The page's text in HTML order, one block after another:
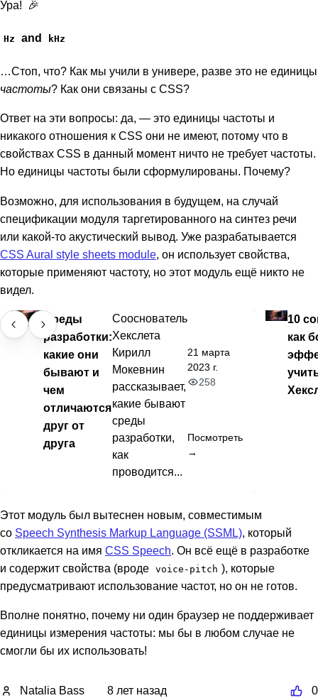
Ура! 🎉
Hz and kHz
…Стоп, что? Как мы учили в универе, разве это не единицы
частоты? Как они связаны с CSS?
Ответ на эти вопросы: да, — это единицы частоты и
никакого отношения к CSS они не имеют, потому что в
свойствах CSS в данный момент ничто не требует частоты.
Но единицы частоты были сформулированы. Почему?
Возможно, для использования в будущем, на случай
спецификации модуля таргетированного на синтез речи
или какой-то акустический вывод. Уже разрабатывается
CSS Aural style sheets module, он использует свойства,
которые применяют частоту, но этот модуль ещё никто не
видел.
Среды
разработки:
какие они
бывают и
чем
отличаются
друг от
друга
Сооснователь
Хекслета
Кирилл
Мокевнин
рассказывает,
какие бывают
среды
разработки,
как
проводится...
21 марта
2023 г.
258
Посмотреть
→
10
как
Этот модуль был вытеснен новым, совместимым
со Speech Synthesis Markup Language (SSML), который
откликается на имя CSS Speech. Он всё ещё в разработке
и содержит свойства (вроде voice-pitch ), которые
предусматривают использование частот, но он не готов.
Вполне понятно, почему ни один браузер не поддерживает
единицы измерения частоты: мы бы в любом случае не
смогли бы их использовать!
Natalia Bass 8 лет назад 0